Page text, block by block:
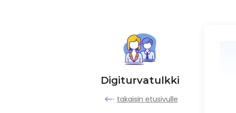
Digiturvatulkki
takaisin etusivulle